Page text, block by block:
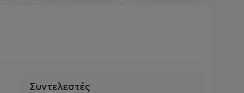
Συντελεστές